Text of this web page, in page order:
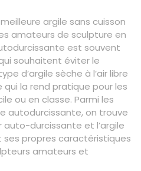
argile sans cuisson
amateurs de sculpture en
est souvent
souhaitent éviter le
d’argile sèche à l’air libre
la rend pratique pour les
ou en classe. Parmi les
autodurcissante, on trouve
durcissante et l’argile
propres caractéristiques
amateurs et